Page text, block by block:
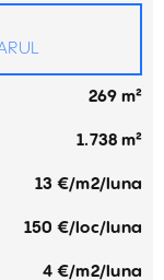
269 m²
1.738 m²
13 €/m2/luna
150 €/loc/luna
4 €/m2/luna